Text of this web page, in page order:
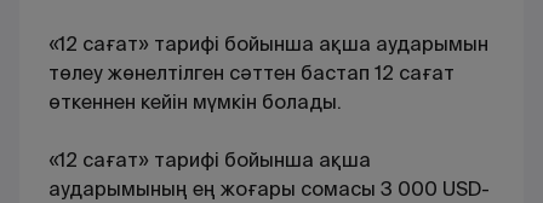
«12 сағат» тарифі бойынша ақша аударымын
төлеу жөнелтілген сәттен бастап 12 сағат
өткеннен кейін мүмкін болады.
«12 сағат» тарифі бойынша ақша
аударымының ең жоғары сомасы 3 000 USD-